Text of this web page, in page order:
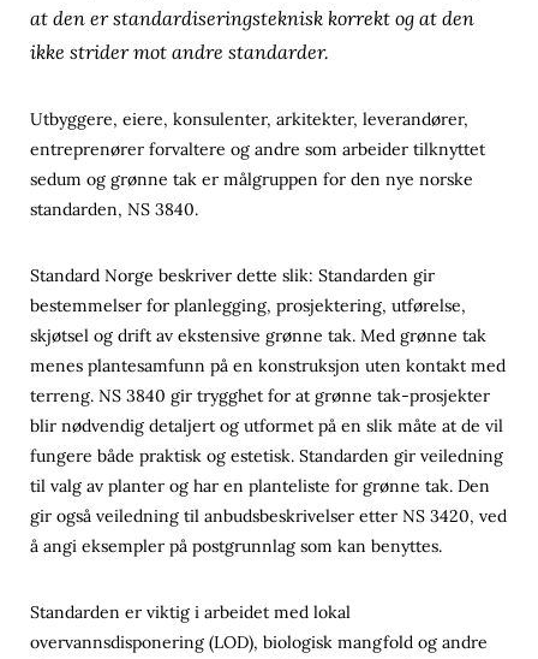
at den er standardiseringsteknisk korrekt og at den
ikke strider mot andre standarder.
Utbyggere, eiere, konsulenter, arkitekter, leverandører,
entreprenører forvaltere og andre som arbeider tilknyttet
sedum og grønne tak er målgruppen for den nye norske
standarden, NS 3840.
Standard Norge beskriver dette slik: Standarden gir
bestemmelser for planlegging, prosjektering, utførelse,
skjøtsel og drift av ekstensive grønne tak. Med grønne tak
menes plantesamfunn på en konstruksjon uten kontakt med
terreng. NS 3840 gir trygghet for at grønne tak-prosjekter
blir nødvendig detaljert og utformet på en slik måte at de vil
fungere både praktisk og estetisk. Standarden gir veiledning
til valg av planter og har en planteliste for grønne tak. Den
gir også veiledning til anbudsbeskrivelser etter NS 3420, ved
å angi eksempler på postgrunnlag som kan benyttes.
Standarden er viktig i arbeidet med lokal
overvannsdisponering (LOD), biologisk mangfold og andre